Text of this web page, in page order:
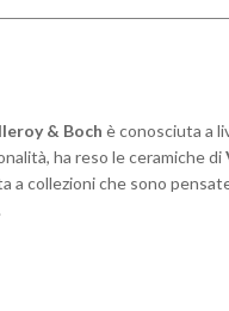
& Boch è conosciuta a
ha reso le ceramiche di
a collezioni che sono